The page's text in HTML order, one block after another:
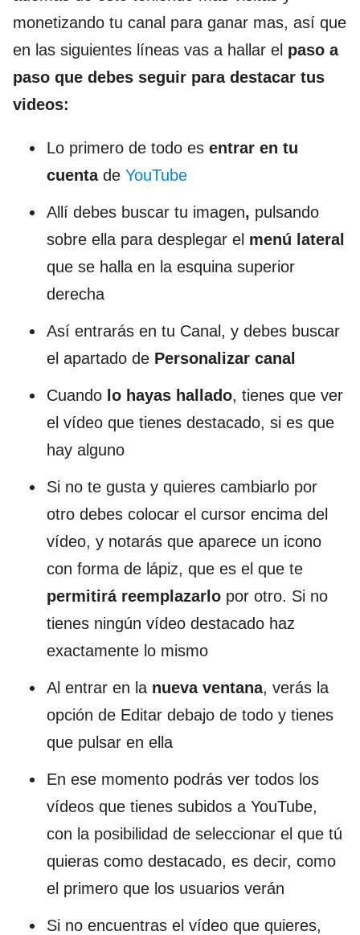
monetizando tu canal para ganar mas, así que
en las siguientes líneas vas a hallar el paso a
paso que debes seguir para destacar tus
videos:
Lo primero de todo es entrar en tu
cuentade YouTube
Allí debes buscar tu imagen, pulsando
sobre ella para desplegar el menú lateral
que se halla en la esquina superior
derecha
Así entrarás en tu Canal, y debes buscar
el apartado de Personalizar canal
Cuando lo hayas hallado, tienes que ver
el vídeo que tienes destacado, si es que
hay alguno
Si no te gusta y quieres cambiarlo por
otro debes colocar el cursor encima del
vídeo, y notarás que aparece un icono
con forma de lápiz, que es el que te
permitirá reemplazarlo por otro. Si no
tienes ningún vídeo destacado haz
exactamente lo mismo
Al entrar en la nueva ventana, verás la
opción de Editar debajo de todo y tienes
que pulsar en ella
En ese momento podrás ver todos los
vídeos que tienes subidos a YouTube,
con la posibilidad de seleccionar el que tú
quieras como destacado, es decir, como
el primero que los usuarios verán
Si no encuentras el vídeo que quieres,